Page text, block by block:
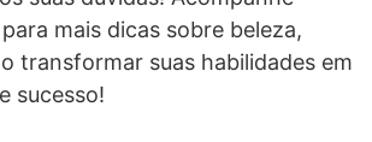
mais dicas sobre beleza,
transformar suas habilidades em
sucesso!